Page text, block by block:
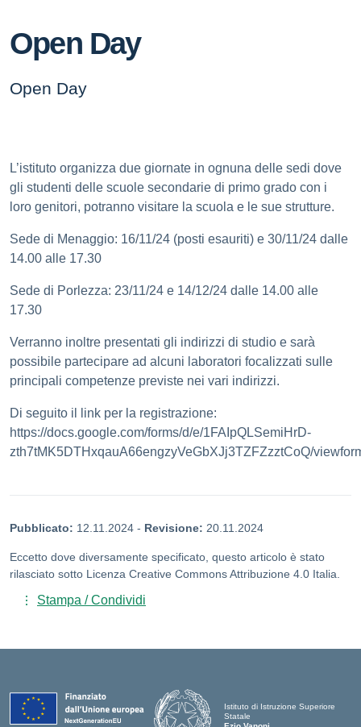
Open Day
Open Day
L’istituto organizza due giornate in ognuna delle sedi dove
gli studenti delle scuole secondarie di primo grado con i
loro genitori, potranno visitare la scuola e le sue strutture.
Sede di Menaggio: 16/11/24 (posti esauriti) e 30/11/24 dalle
14.00 alle 17.30
Sede di Porlezza: 23/11/24 e 14/12/24 dalle 14.00 alle
17.30
Verranno inoltre presentati gli indirizzi di studio e sarà
possibile partecipare ad alcuni laboratori focalizzati sulle
principali competenze previste nei vari indirizzi.
Di seguito il link per la registrazione:
https://docs.google.com/forms/d/e/1FAIpQLSemiHrD-
zth7tMK5DTHxqauA66engzyVeGbXJj3TZFZzztCoQ/
Pubblicato: 12.11.2024 - Revisione: 20.11.2024
Eccetto dove diversamente specificato, questo articolo è stato
rilasciato sotto Licenza Creative Commons Attribuzione 4.0 Italia.
Stampa / Condividi
Istituto di Istruzione Superiore
Statale